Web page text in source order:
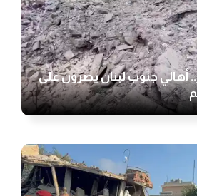
أهالي جنوب لبنان يصرون على